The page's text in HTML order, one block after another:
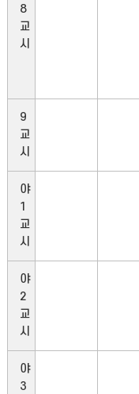
8
교
시
9
교
시
야
1
교
시
야
2
교
시
야
3